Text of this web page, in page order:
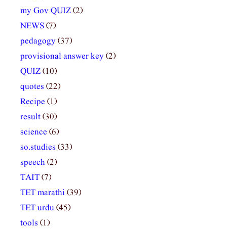
my Gov QUIZ(2)
NEWS(7)
pedagogy(37)
provisional answer key(2)
QUIZ(10)
quotes (22)
Recipe (1)
result(30)
science (6)
so.studies (33)
speech(2)
TAIT(7)
TET marathi(39)
TET urdu(45)
tools (1)